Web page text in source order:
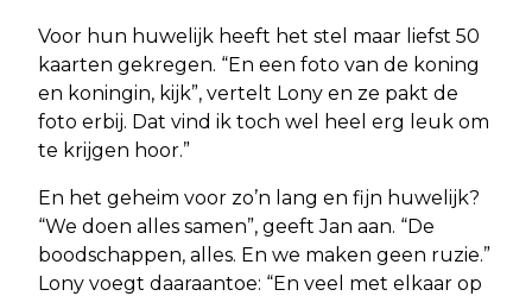
Voor hun huwelijk heeft het stel maar liefst 50
kaarten gekregen. “En een foto van de koning
en koningin, kijk”, vertelt Lony en ze pakt de
foto erbij. Dat vind ik toch wel heel erg leuk om
te krijgen hoor.”
En het geheim voor zo’n lang en fijn huwelijk?
“We doen alles samen”, geeft Jan aan. “De
boodschappen, alles. En we maken geen ruzie.”
Lony voegt daaraantoe: “En veel met elkaar op